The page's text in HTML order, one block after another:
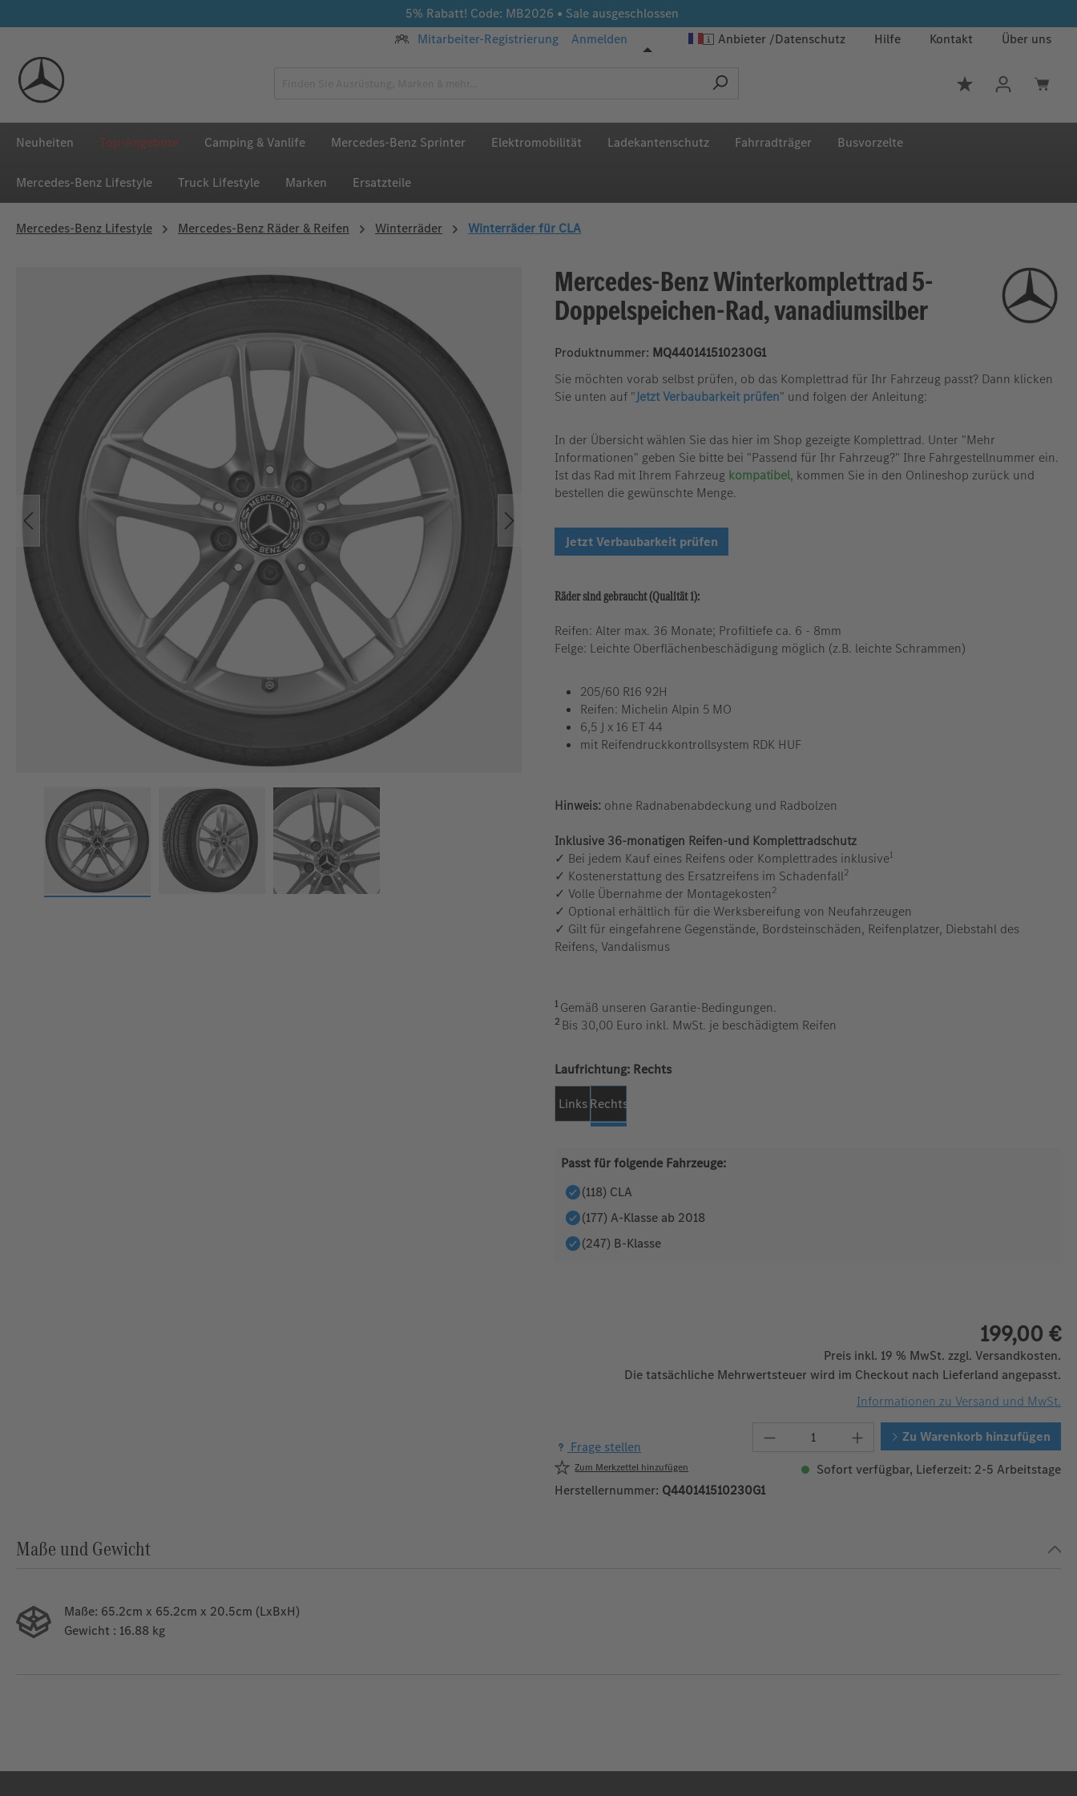
5% Rabatt! Code: MB2026 • Sale ausgeschlossen
Mitarbeiter-Registrierung
Anmelden Anbieter Datenschutz Hilfe Kontakt Über uns
Du hast 0
Neuheiten Top-Angebote Camping & Vanlife Mercedes-Benz Sprinter Elektromobilität Ladekantenschutz Fahrradträger Busvorzelte
Mercedes‑Benz Lifestyle Truck Lifestyle Marken Ersatzteile
Mercedes‑Benz Lifestyle Mercedes-Benz Räder & Reifen Winterräder Winterräder für CLA
Mercedes-Benz Winterkomplettrad 5-
Doppelspeichen-Rad, vanadiumsilber
Produktnummer: MQ440141510230G1
Sie möchten vorab selbst prüfen, ob das Komplettrad für Ihr Fahrzeug passt? Dann klicken
Sie unten auf "Jetzt Verbaubarkeit prüfen" und folgen der Anleitung:
In der Übersicht wählen Sie das hier im Shop gezeigte Komplettrad. Unter "Mehr
Informationen" geben Sie bitte bei "Passend für Ihr Fahrzeug?" Ihre Fahrgestellnummer ein.
Ist das Rad mit Ihrem Fahrzeug kompatibel, kommen Sie in den Onlineshop zurück und
bestellen die gewünschte Menge.
Jetzt Verbaubarkeit prüfen
Räder sind gebraucht (Qualität 1):
Reifen: Alter max. 36 Monate; Profiltiefe ca. 6 - 8mm
Felge: Leichte Oberflächenbeschädigung möglich (z.B. leichte Schrammen)
205/60 R16 92H
Reifen: Michelin Alpin 5 MO
6,5 J x 16 ET 44
mit Reifendruckkontrollsystem RDK HUF
Hinweis: ohne Radnabenabdeckung und Radbolzen
Inklusive 36-monatigen Reifen-und Komplettradschutz
✓ Bei jedem Kauf eines Reifens oder Komplettrades inklusive1
✓ Kostenerstattung des Ersatzreifens im Schadenfall2
✓ Volle Übernahme der Montagekosten2
✓ Optional erhältlich für die Werksbereifung von Neufahrzeugen
✓ Gilt für eingefahrene Gegenstände, Bordsteinschäden, Reifenplatzer, Diebstahl des
Reifens, Vandalismus
1 Gemäß unseren Garantie-Bedingungen.
2 Bis 30,00 Euro inkl. MwSt. je beschädigtem Reifen
Laufrichtung:auswählen
Rechts
Links Rechts
Passt für folgende Fahrzeuge:
(118) CLA
(177) A-Klasse ab 2018
(247) B-Klasse
199,00 €
Preis inkl. 19 % MwSt. zzgl. Versandkosten.
Die tatsächliche Mehrwertsteuer wird im Checkout nach Lieferland angepasst.
Informationen zu Versand und MwSt.
Produkt Anzahl: Gib denZu Warenkorb hinzufügen
Frage stellen
Zum Merkzettel hinzufügen
Sofort verfügbar, Lieferzeit: 2-5 Arbeitstage
Herstellernummer: Q440141510230G1
Maße und Gewicht
Maße: 65.2cm x 65.2cm x 20.5cm (LxBxH)
Gewicht : 16.88 kg